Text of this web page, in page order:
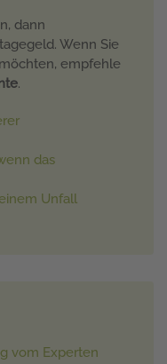
dann
Wenn Sie
empfehle
.
das
Unfall
vom Experten